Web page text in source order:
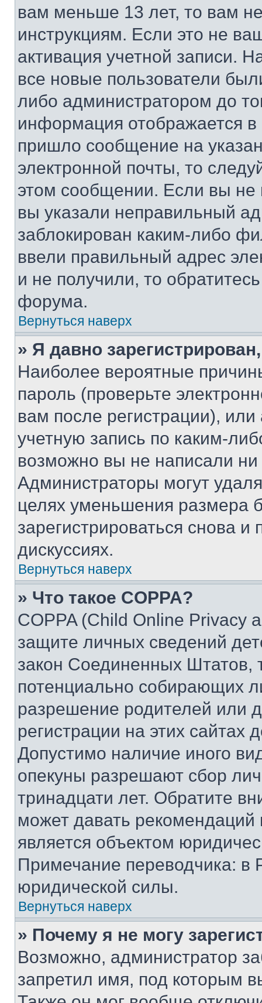
вам меньше 13 лет, то вам
инструкциям. Если это не
активация учетной записи.
все новые пользователи
либо администратором до
информация отображается
пришло сообщение на
электронной почты, то
этом сообщении. Если вы
вы указали неправильный
заблокирован каким-либо
ввели правильный адрес
и не получили, то
форума.
Вернуться наверх
» Я давно
Наиболее вероятные
пароль (проверьте
вам после регистрации),
учетную запись по каким-
возможно вы не написали
Администраторы могут
целях уменьшения размера
зарегистрироваться снова и
дискуссиях.
Вернуться наверх
» Что такое COPPA?
COPPA (Child Online Privacy
защите личных сведений
закон Соединенных Штатов,
потенциально собирающих
разрешение родителей или
регистрации на этих сайтах
Допустимо наличие иного
опекуны разрешают сбор
тринадцати лет. Обратите
может давать
является объектом
Примечание переводчика: в
юридической силы.
Вернуться наверх
» Почему я не могу
Возможно, администратор
запретил имя, под которым